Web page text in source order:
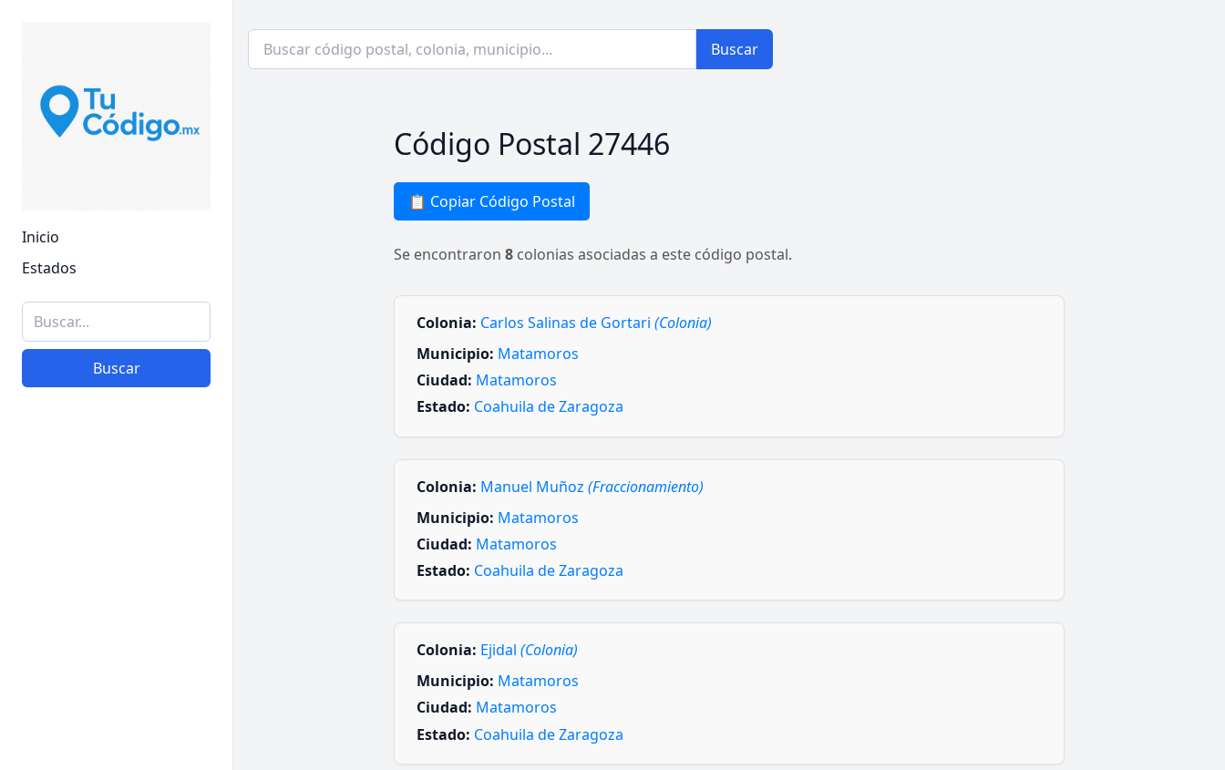
Inicio
Estados
Buscar
Buscar
Código Postal 27446
📋 Copiar Código Postal
Se encontraron 8 colonias asociadas a este código postal.
Colonia: Carlos Salinas de Gortari (Colonia)
Municipio: Matamoros
Ciudad: Matamoros
Estado: Coahuila de Zaragoza
Colonia: Manuel Muñoz (Fraccionamiento)
Municipio: Matamoros
Ciudad: Matamoros
Estado: Coahuila de Zaragoza
Colonia: Ejidal (Colonia)
Municipio: Matamoros
Ciudad: Matamoros
Estado: Coahuila de Zaragoza